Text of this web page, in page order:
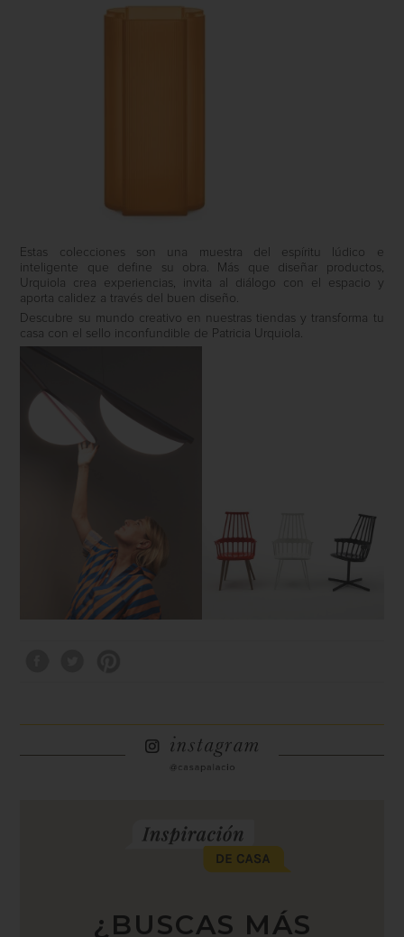
Estas colecciones son una muestra del espíritu lúdico e
inteligente que define su obra. Más que diseñar productos,
Urquiola crea experiencias, invita al diálogo con el espacio y
aporta calidez a través del buen diseño.
Descubre su mundo creativo en nuestras tiendas y transforma tu
casa con el sello inconfundible de Patricia Urquiola.
¿BUSCAS MÁS